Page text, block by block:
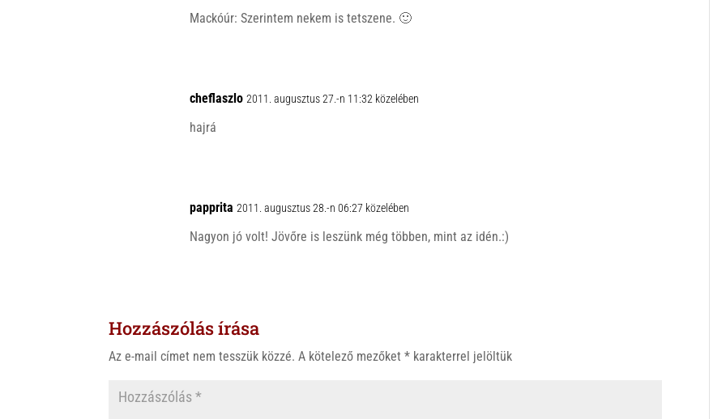
Mackóúr: Szerintem nekem is tetszene. 🙂
cheflaszlo 2011. augusztus 27.-n 11:32 közelében
hajrá
papprita 2011. augusztus 28.-n 06:27 közelében
Nagyon jó volt! Jövőre is leszünk még többen, mint az idén.:)
Hozzászólás írása
Az e-mail címet nem tesszük közzé. A kötelező mezőket* karakterrel jelöltük